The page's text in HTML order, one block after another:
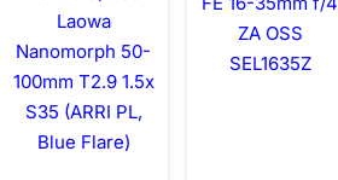
Laowa
Nanomorph 50-
100mm T2.9 1.5x
S35 (ARRI PL,
Blue Flare)
ZA OSS
SEL1635Z